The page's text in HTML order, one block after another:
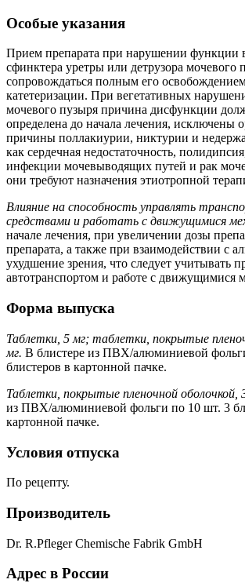
Особые указания
Прием препарата при нарушении функции
сфинктера уретры или детрузора мочевого
сопровождаться полным его
катетеризации. При вегетативных
мочевого пузыря причина дисфункции
определена до начала лечения, исключены
причины поллакиурии, никтурии и
как сердечная недостаточность,
инфекции мочевыводящих путей и рак
они требуют назначения этиотропной
Влияние на способность управлять
средствами и работать с движущимися
начале лечения, при увеличении дозы
препарата, а также при взаимодействии с
ухудшение зрения, что следует учитывать
автотранспортом и работе с движущимися
Форма выпуска
Таблетки, 5 мг; таблетки, покрытые
мг. В блистере из ПВХ/алюминиевой
блистеров в картонной пачке.
Таблетки, покрытые пленочной оболочкой,
из ПВХ/алюминиевой фольги по 10 шт. 3
картонной пачке.
Условия отпуска
По рецепту.
Производитель
Dr. R.Pfleger Chemische Fabrik GmbH
Адрес в России